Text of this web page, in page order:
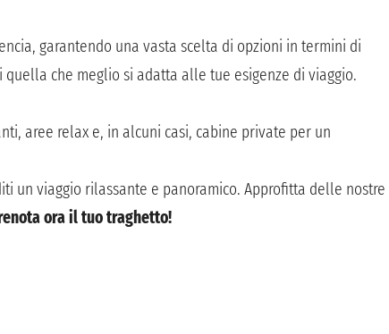
garantendo una vasta scelta di opzioni in termini di
che meglio si adatta alle tue esigenze di viaggio.
aree relax e, in alcuni casi, cabine private per un
un viaggio rilassante e panoramico. Approfitta delle nostre
ora il tuo traghetto!